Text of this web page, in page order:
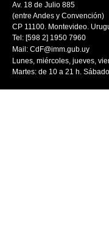
Av. 18 de Julio 885
(entre Andes y Convención)
CP 11100. Montevideo.
Tel: [598 2] 1950 7960
Mail: CdF@imm.gub.uy
Lunes, miércoles, jueves,
Martes: de 10 a 21 h.